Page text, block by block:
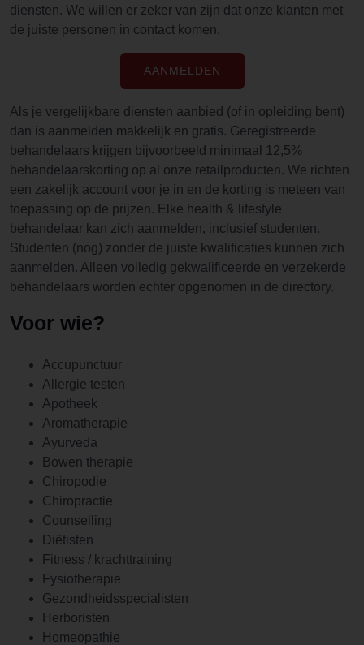
diensten. We willen er zeker van zijn dat onze klanten met
de juiste personen in contact komen.
AANMELDEN
Als je vergelijkbare diensten aanbied (of in opleiding bent)
dan is aanmelden makkelijk en gratis. Geregistreerde
behandelaars krijgen bijvoorbeeld minimaal 12,5%
behandelaarskorting op al onze retailproducten. We richten
een zakelijk account voor je in en de korting is meteen van
toepassing op de prijzen. Elke health & lifestyle
behandelaar kan zich aanmelden, inclusief studenten.
Studenten (nog) zonder de juiste kwalificaties kunnen zich
aanmelden. Alleen volledig gekwalificeerde en verzekerde
behandelaars worden echter opgenomen in de directory.
Voor wie?
Accupunctuur
Allergie testen
Apotheek
Aromatherapie
Ayurveda
Bowen therapie
Chiropodie
Chiropractie
Counselling
Diëtisten
Fitness / krachttraining
Fysiotherapie
Gezondheidsspecialisten
Herboristen
Homeopathie